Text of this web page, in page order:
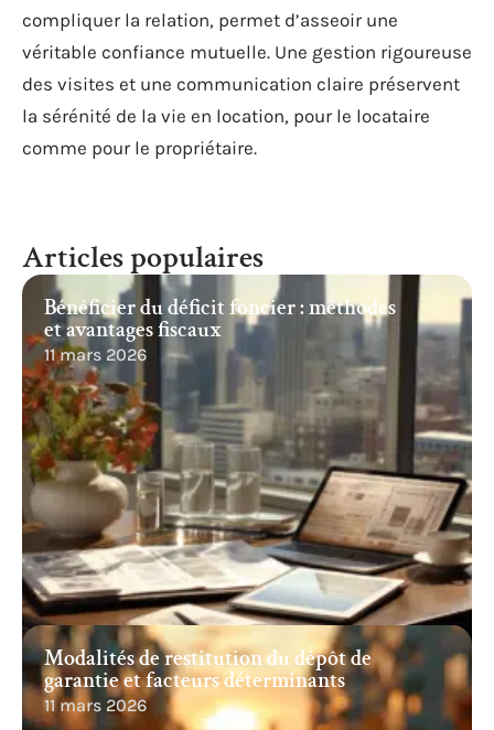
compliquer la relation, permet d’asseoir une
véritable confiance mutuelle. Une gestion rigoureuse
des visites et une communication claire préservent
la sérénité de la vie en location, pour le locataire
comme pour le propriétaire.
Articles populaires
Bénéficier du déficit foncier : méthodes
et avantages fiscaux
11 mars 2026
Modalités de restitution du dépôt de
garantie et facteurs déterminants
11 mars 2026